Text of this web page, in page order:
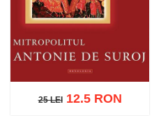
25 LEI
25 LEI12.5 RON